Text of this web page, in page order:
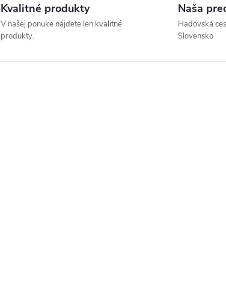
Kvalitné produkty
V našej ponuke nájdete len kvalitné
produkty.
Naša
Hadovská
Slovensko